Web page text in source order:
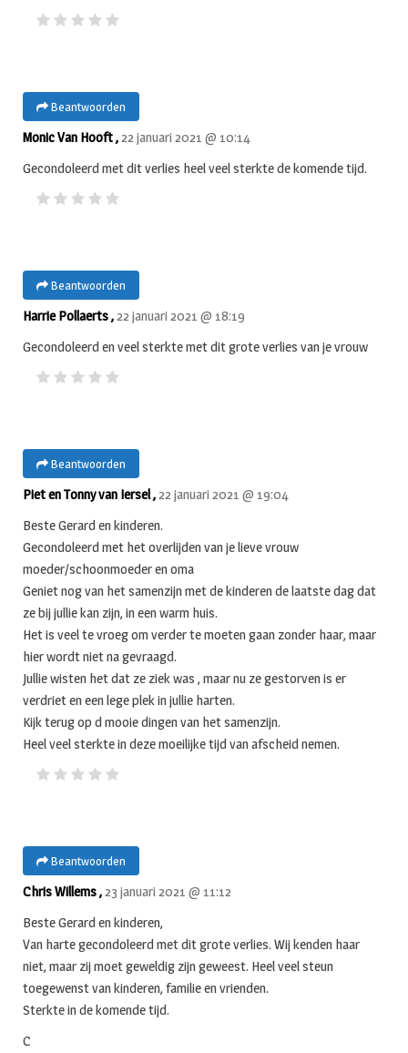
Beantwoorden
Monic Van Hooft ,22 januari 2021 @ 10:14
Gecondoleerd met dit verlies heel veel sterkte de komende tijd.
Beantwoorden
Harrie Pollaerts ,22 januari 2021 @ 18:19
Gecondoleerd en veel sterkte met dit grote verlies van je vrouw
Beantwoorden
Piet en Tonny van Iersel ,22 januari 2021 @ 19:04
Beste Gerard en kinderen.
Gecondoleerd met het overlijden van je lieve vrouw
moeder/schoonmoeder en oma
Geniet nog van het samenzijn met de kinderen de laatste dag dat
ze bij jullie kan zijn, in een warm huis.
Het is veel te vroeg om verder te moeten gaan zonder haar, maar
hier wordt niet na gevraagd.
Jullie wisten het dat ze ziek was , maar nu ze gestorven is er
verdriet en een lege plek in jullie harten.
Kijk terug op d mooie dingen van het samenzijn.
Heel veel sterkte in deze moeilijke tijd van afscheid nemen.
Beantwoorden
Chris Willems ,23 januari 2021 @ 11:12
Beste Gerard en kinderen,
Van harte gecondoleerd met dit grote verlies. Wij kenden haar
niet, maar zij moet geweldig zijn geweest. Heel veel steun
toegewenst van kinderen, familie en vrienden.
Sterkte in de komende tijd.
C